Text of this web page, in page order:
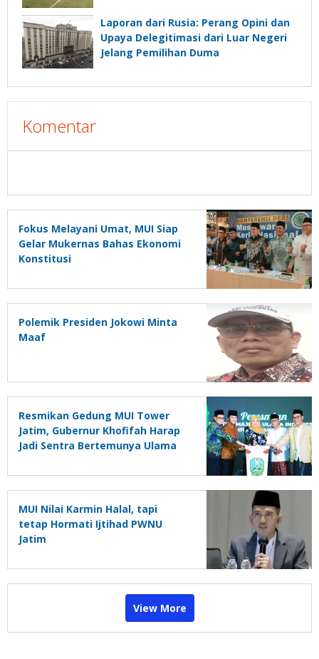
Laporan dari Rusia: Perang Opini dan
Upaya Delegitimasi dari Luar Negeri
Jelang Pemilihan Duma
Komentar
Fokus Melayani Umat, MUI Siap
Gelar Mukernas Bahas Ekonomi
Konstitusi
Polemik Presiden Jokowi Minta
Maaf
Resmikan Gedung MUI Tower
Jatim, Gubernur Khofifah Harap
Jadi Sentra Bertemunya Ulama
MUI Nilai Karmin Halal, tapi
tetap Hormati Ijtihad PWNU
Jatim
View More